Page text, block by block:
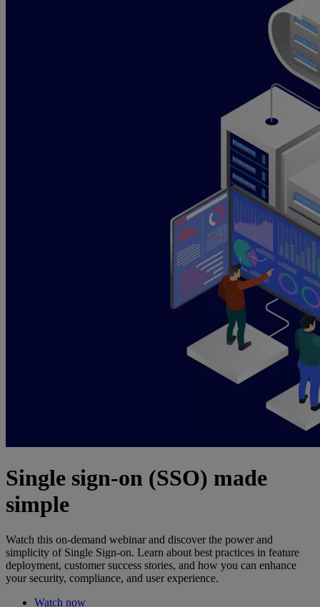
Single sign-on (SSO) made
simple
Watch this on-demand webinar and discover the power and
simplicity of Single Sign-on. Learn about best practices in feature
deployment, customer success stories, and how you can enhance
your security, compliance, and user experience.
Watch now